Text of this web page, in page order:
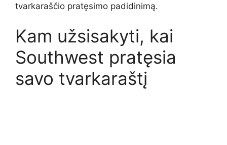
tvarkaraščio pratęsimo padidinimą.
Kam užsisakyti, kai
Southwest pratęsia
savo tvarkaraštį